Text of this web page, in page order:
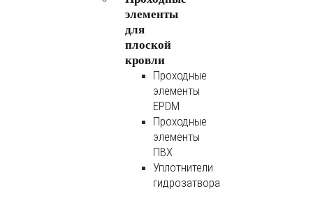
элементы
для
плоской
кровли
Проходные
элементы
EPDM
Проходные
элементы
ПВХ
Уплотнители
гидрозатвора